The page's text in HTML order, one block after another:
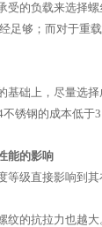
受的负载来选择
足够；而对于重
基础上，尽量选
锈钢的成本低于
能的影响
等级直接影响到
纹的抗拉力也越